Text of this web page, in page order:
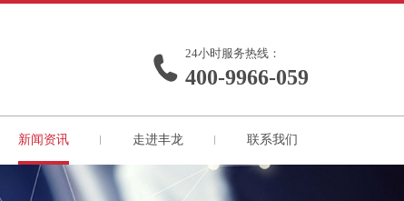
24小时服务热线：
400-9966-059
新闻资讯 走进丰龙 联系我们